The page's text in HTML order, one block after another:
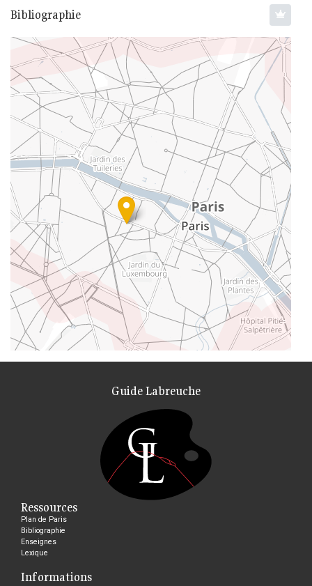
Bibliographie
Guide Labreuche
Ressources
Plan de Paris
Bibliographie
Enseignes
Lexique
Informations